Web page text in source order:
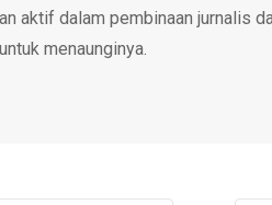
aktif dalam pembinaan jurnalis
menaunginya.